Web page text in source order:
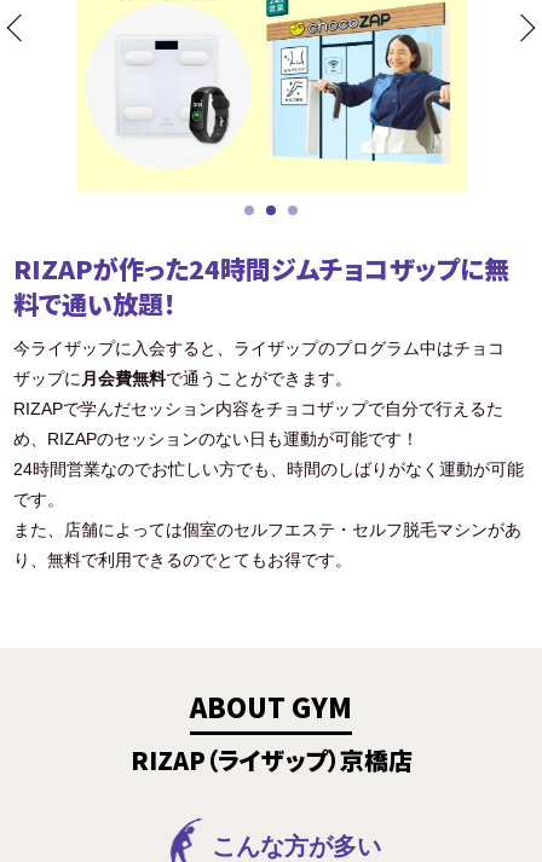
RIZAPが作った24時間ジムチョコザップに無
料で通い放題！
今ライザップに入会すると、ライザップのプログラム中はチョコ
ザップに月会費無料で通うことができます。
RIZAPで学んだセッション内容をチョコザップで自分で行えるた
め、RIZAPのセッションのない日も運動が可能です！
24時間営業なのでお忙しい方でも、時間のしばりがなく運動が可能
です。
また、店舗によっては個室のセルフエステ・セルフ脱毛マシンがあ
り、無料で利用できるのでとてもお得です。
ABOUT GYM
RIZAP（ライザップ）京橋店
こんな方が多い